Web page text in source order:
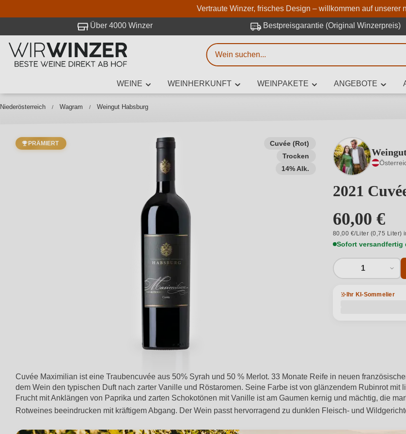
Zum Hauptinhalt
Zur Suche springen
Zur Hauptnavigation
Vertraute Winzer, frisches Design – willkommen auf unserer
Über 4000 Winzer Bestpreisgarantie (Original Winzerpreis)
WEINE WEINHERKUNFT WEINPAKETE ANGEBOTE
Niederösterreich Wagram Weingut Habsburg
Cuvée (Rot)
Trocken
14% Alk.
PRÄMIERT
2021
60,00 €
80,00 €/Liter (0,75 Liter)
Sofort versandfertig
1
Ihr KI-Sommelier
Cuvée Maximilian ist eine Traubencuvée aus 50% Syrah und 50 % Merlot. 33 Monate Reife in neuen
dem Wein den typischen Duft nach zarter Vanille und Röstaromen. Seine Farbe ist von glänzendem Rubinrot
Frucht mit Anklängen von Paprika und zarten Schokotönen mit Vanille ist am Gaumen kernig und mächtig, die
Rotweines beeindrucken mit kräftigem Abgang. Der Wein passt hervorragend zu dunklen Fleisch- und
Weinsuche
Mindestens 3 Zeichen eingeben
Beschreiben Sie, welchen Wein Sie suchen – ob nach Geschmack,
Rebsorte, Region, Winzer oder anderen Kriterien.
bei WirWinzer.